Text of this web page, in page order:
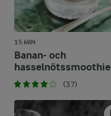
15 MIN
Banan- och
hasselnötssmoothie
(37)